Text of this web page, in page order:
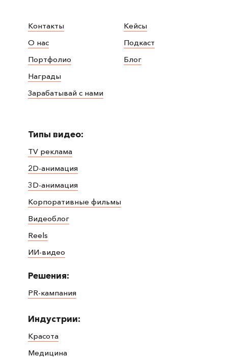
Контакты
О нас
Портфолио
Награды
Зарабатывай с нами
Кейсы
Подкаст
Блог
Типы видео:
TV реклама
2D-анимация
3D-анимация
Корпоративные фильмы
Видеоблог
Reels
ИИ-видео
Решения:
PR-кампания
Индустрии:
Красота
Медицина